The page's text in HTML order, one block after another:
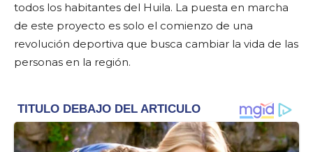
todos los habitantes del Huila. La puesta en marcha
de este proyecto es solo el comienzo de una
revolución deportiva que busca cambiar la vida de las
personas en la región.